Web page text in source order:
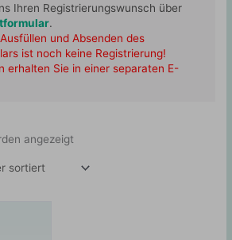
Ihren Registrierungswunsch über
.
und Absenden des
ist noch keine Registrierung!
erhalten Sie in einer separaten E-
angezeigt